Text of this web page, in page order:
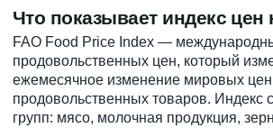
Что показывает индекс цен
FAO Food Price Index —
продовольственных цен, который
ежемесячное изменение мировых цен
продовольственных товаров. Индекс
групп: мясо, молочная продукция,